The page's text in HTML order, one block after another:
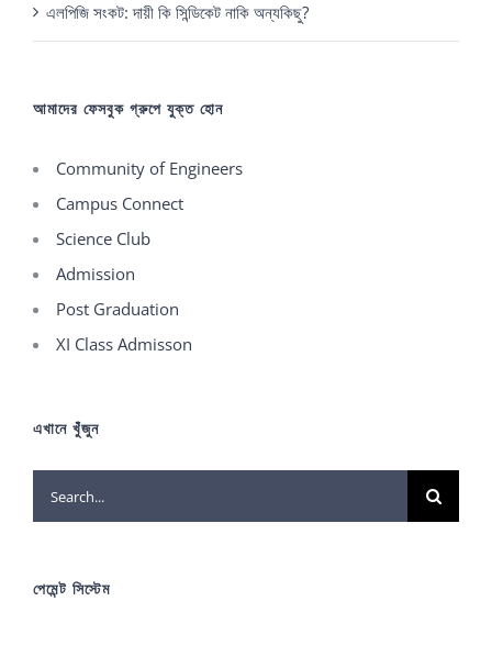
এলপিজি সংকট: দায়ী কি সিন্ডিকেট নাকি অন্যকিছু?
আমাদের ফেসবুক গ্রুপে যুক্ত হোন
Community of Engineers
Campus Connect
Science Club
Admission
Post Graduation
XI Class Admisson
এখানে খুঁজুন
Search
for:
পেমেন্ট সিস্টেম